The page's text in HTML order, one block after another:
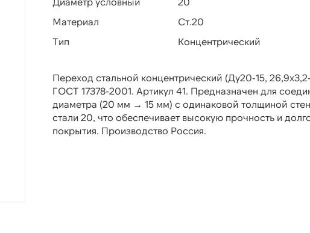
Материал
Ст.20
Тип
Концентрический
Переход стальной концентрический (Ду20-15,
ГОСТ 17378-2001. Артикул 41. Предназначен для
диаметра (20 мм → 15 мм) с одинаковой толщиной
стали 20, что обеспечивает высокую прочность и
покрытия. Производство Россия.